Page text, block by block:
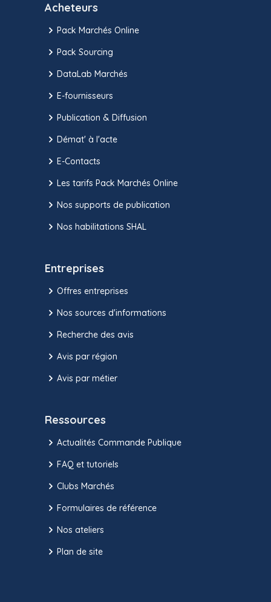
Acheteurs
Pack Marchés Online
Pack Sourcing
DataLab Marchés
E-fournisseurs
Publication & Diffusion
Démat' à l'acte
E-Contacts
Les tarifs Pack Marchés Online
Nos supports de publication
Nos habilitations SHAL
Entreprises
Offres entreprises
Nos sources d'informations
Recherche des avis
Avis par région
Avis par métier
Ressources
Actualités Commande Publique
FAQ et tutoriels
Clubs Marchés
Formulaires de référence
Nos ateliers
Plan de site